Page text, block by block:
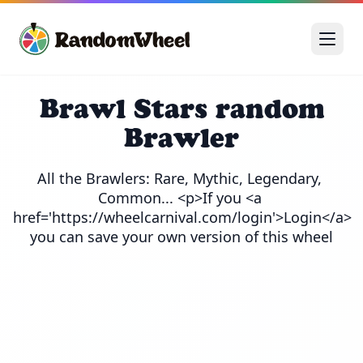
Brawl Stars random
Brawler
All the Brawlers: Rare, Mythic, Legendary,
Common... <p>If you <a
href='https://wheelcarnival.com/login'>Login</a>
you can save your own version of this wheel